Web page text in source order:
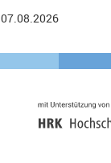
07.08.2026